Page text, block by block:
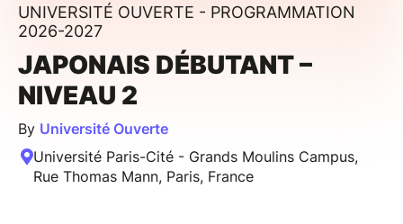
UNIVERSITÉ OUVERTE - PROGRAMMATION
2026-2027
JAPONAIS DÉBUTANT –
NIVEAU 2
By Université Ouverte
Université Paris-Cité - Grands Moulins Campus,
Rue Thomas Mann, Paris, France